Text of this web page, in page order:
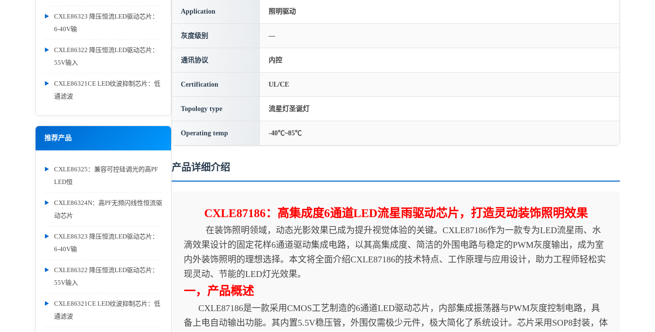
CXLE86323 降压恒流LED驱动芯片：
6-40V输
CXLE86322 降压恒流LED驱动芯片：
55V输入
CXLE86321CE LED纹波抑制芯片：低
通滤波
推荐产品
CXLE86325：兼容可控硅调光的高PF
LED恒
CXLE86324N：高PF无频闪线性恒流驱
动芯片
CXLE86323 降压恒流LED驱动芯片：
6-40V输
CXLE86322 降压恒流LED驱动芯片：
55V输入
CXLE86321CE LED纹波抑制芯片：低
通滤波
Application 照明驱动
灰度级别 —
通讯协议 内控
Certification UL/CE
Topology type 流星灯圣诞灯
Operating temp -40℃~85℃
产品详细介绍
CXLE87186：高集成度6通道LED流星雨驱动芯片，打造灵动装饰照明效果
在装饰照明领域，动态光影效果已成为提升视觉体验的关键。CXLE87186作为一款专为LED流星雨、水
滴效果设计的固定花样6通道驱动集成电路，以其高集成度、简洁的外围电路与稳定的PWM灰度输出，成为室
内外装饰照明的理想选择。本文将全面介绍CXLE87186的技术特点、工作原理与应用设计，助力工程师轻松实
现灵动、节能的LED灯光效果。
一，产品概述
CXLE87186是一款采用CMOS工艺制造的6通道LED驱动芯片，内部集成振荡器与PWM灰度控制电路，具
备上电自动输出功能。其内置5.5V稳压管，外围仅需极少元件，极大简化了系统设计。芯片采用SOP8封装，体